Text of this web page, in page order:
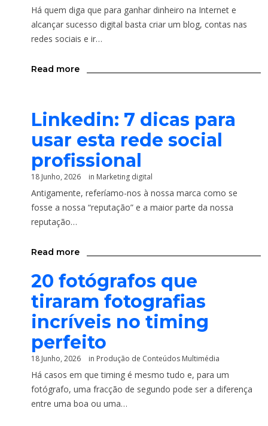
Há quem diga que para ganhar dinheiro na Internet e
alcançar sucesso digital basta criar um blog, contas nas
redes sociais e ir…
Read more
Linkedin: 7 dicas para
usar esta rede social
profissional
18 Junho, 2026 in Marketing digital
Antigamente, referíamo-nos à nossa marca como se
fosse a nossa “reputação” e a maior parte da nossa
reputação…
Read more
20 fotógrafos que
tiraram fotografias
incríveis no timing
perfeito
18 Junho, 2026 in Produção de Conteúdos Multimédia
Há casos em que timing é mesmo tudo e, para um
fotógrafo, uma fracção de segundo pode ser a diferença
entre uma boa ou uma…